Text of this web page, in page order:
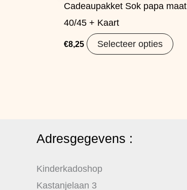
Cadeaupakket Sok papa maat
40/45 + Kaart
€8,25 Selecteer opties
Adresgegevens :
Kinderkadoshop
Kastanjelaan 3